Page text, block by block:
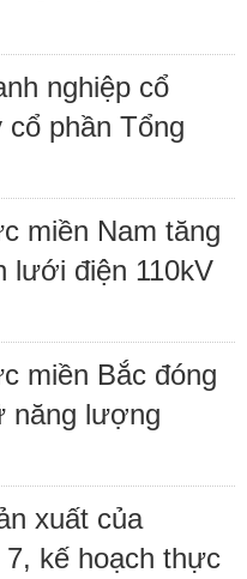
nghiệp cổ
cổ phần Tổng
miền Nam tăng
lưới điện 110kV
miền Bắc đóng
năng lượng
xuất của
kế hoạch thực